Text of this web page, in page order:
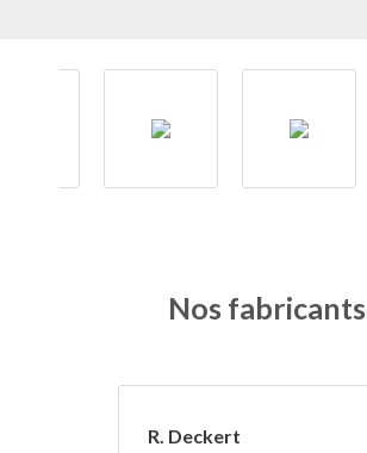
Nos fabricants
R. Deckert